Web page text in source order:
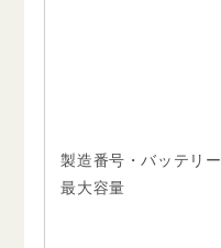
製造番号・バッテリー
最大容量